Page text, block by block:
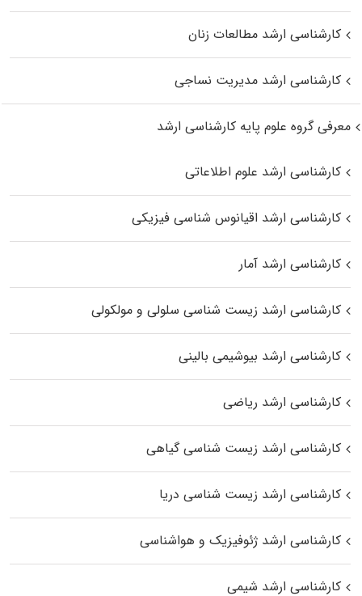
کارشناسی ارشد مطالعات زنان
کارشناسی ارشد مدیریت نساجی
معرفی گروه علوم پایه کارشناسی ارشد
کارشناسی ارشد علوم اطلاعاتی
کارشناسی ارشد اقیانوس‌ شناسی فیزیکی
کارشناسی ارشد آمار
کارشناسی ارشد زیست شناسی سلولی و مولکولی
کارشناسی ارشد بیوشیمی بالینی
کارشناسی ارشد ریاضی
کارشناسی ارشد زیست‌ شناسی گیاهی
کارشناسی ارشد زیست‌ شناسی دریا
کارشناسی ارشد ژئوفیزیک و هواشناسی
کارشناسی ارشد شیمی